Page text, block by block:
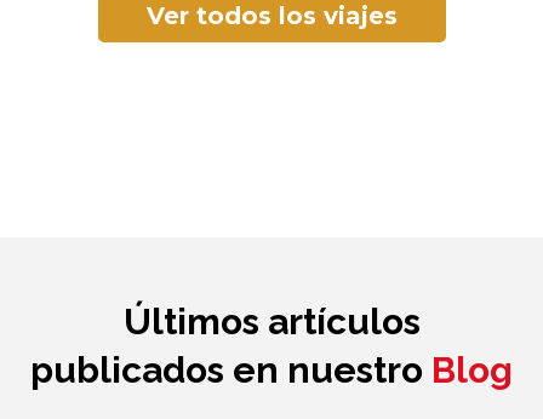
Ver todos los viajes
Últimos artículos
publicados en nuestro Blog